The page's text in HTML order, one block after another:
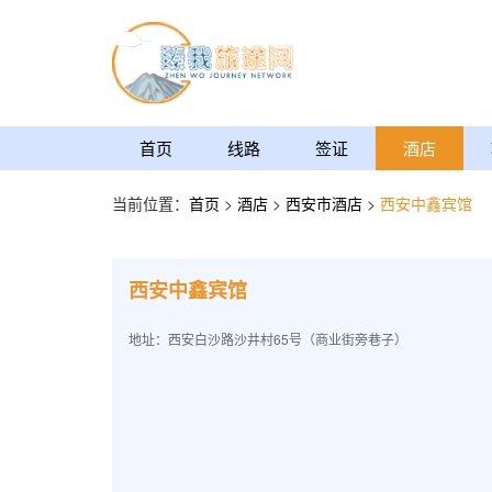
首页 线路 签证 酒店
当前位置： 首页 > 酒店 > 西安市酒店 > 西安中鑫宾馆
西安中鑫宾馆
地址：西安白沙路沙井村65号（商业街旁巷子）